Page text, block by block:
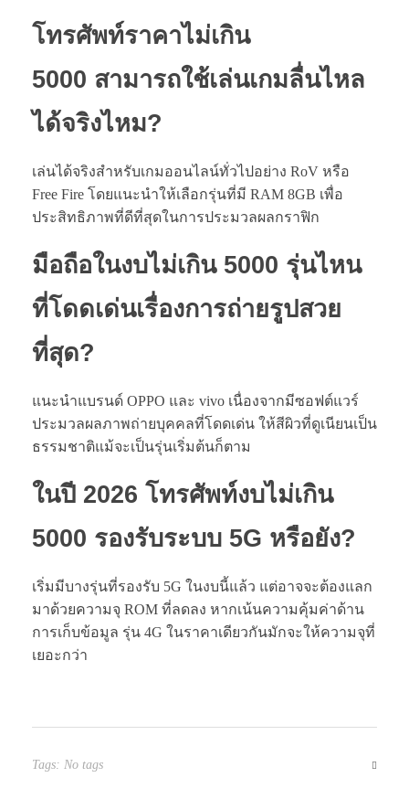
โทรศัพท์ราคาไม่เกิน
5000 สามารถใช้เล่นเกมลื่นไหล
ได้จริงไหม?
เล่นได้จริงสำหรับเกมออนไลน์ทั่วไปอย่าง RoV หรือ
Free Fire โดยแนะนำให้เลือกรุ่นที่มี RAM 8GB เพื่อ
ประสิทธิภาพที่ดีที่สุดในการประมวลผลกราฟิก
มือถือในงบไม่เกิน 5000 รุ่นไหน
ที่โดดเด่นเรื่องการถ่ายรูปสวย
ที่สุด?
แนะนำแบรนด์ OPPO และ vivo เนื่องจากมีซอฟต์แวร์
ประมวลผลภาพถ่ายบุคคลที่โดดเด่น ให้สีผิวที่ดูเนียนเป็น
ธรรมชาติแม้จะเป็นรุ่นเริ่มต้นก็ตาม
ในปี 2026 โทรศัพท์งบไม่เกิน
5000 รองรับระบบ 5G หรือยัง?
เริ่มมีบางรุ่นที่รองรับ 5G ในงบนี้แล้ว แต่อาจจะต้องแลก
มาด้วยความจุ ROM ที่ลดลง หากเน้นความคุ้มค่าด้าน
การเก็บข้อมูล รุ่น 4G ในราคาเดียวกันมักจะให้ความจุที่
เยอะกว่า
Tags: No tags